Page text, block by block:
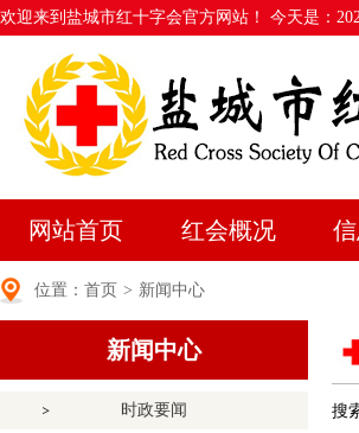
欢迎来到盐城市红十字会官方网站！ 今天是：
网站首页 红会概况
位置： 首页 > 新闻中心
新闻中心
时政要闻 搜